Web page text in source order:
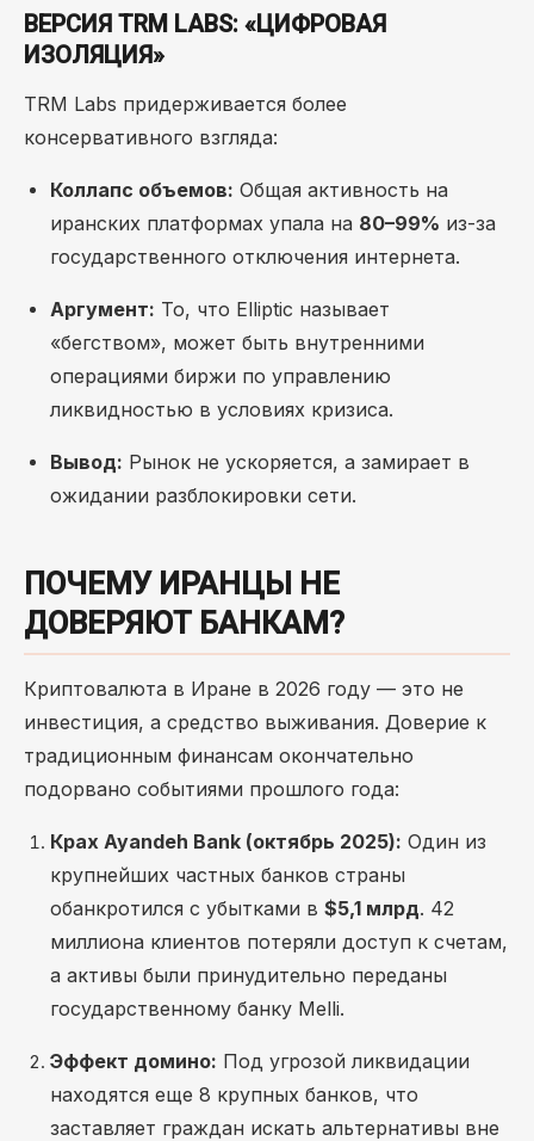
ВЕРСИЯ TRM LABS: «ЦИФРОВАЯ
ИЗОЛЯЦИЯ»
TRM Labs придерживается более
консервативного взгляда:
Коллапс объемов: Общая активность на
иранских платформах упала на 80–99% из-за
государственного отключения интернета.
Аргумент: То, что Elliptic называет
«бегством», может быть внутренними
операциями биржи по управлению
ликвидностью в условиях кризиса.
Вывод: Рынок не ускоряется, а замирает в
ожидании разблокировки сети.
ПОЧЕМУ ИРАНЦЫ НЕ
ДОВЕРЯЮТ БАНКАМ?
Криптовалюта в Иране в 2026 году — это не
инвестиция, а средство выживания. Доверие к
традиционным финансам окончательно
подорвано событиями прошлого года:
Крах Ayandeh Bank (октябрь 2025): Один из
крупнейших частных банков страны
обанкротился с убытками в $5,1 млрд. 42
миллиона клиентов потеряли доступ к счетам,
а активы были принудительно переданы
государственному банку Melli.
Эффект домино: Под угрозой ликвидации
находятся еще 8 крупных банков, что
заставляет граждан искать альтернативы вне